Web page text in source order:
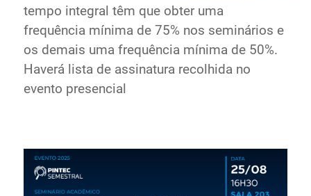
tempo integral têm que obter uma
frequência mínima de 75% nos seminários e
os demais uma frequência mínima de 50%.
Haverá lista de assinatura recolhida no
evento presencial